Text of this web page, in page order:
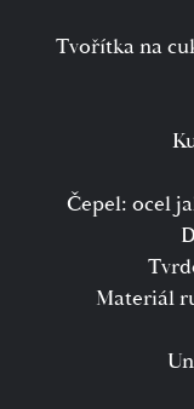
Tvořítka na
Čepel: ocel
Materiál